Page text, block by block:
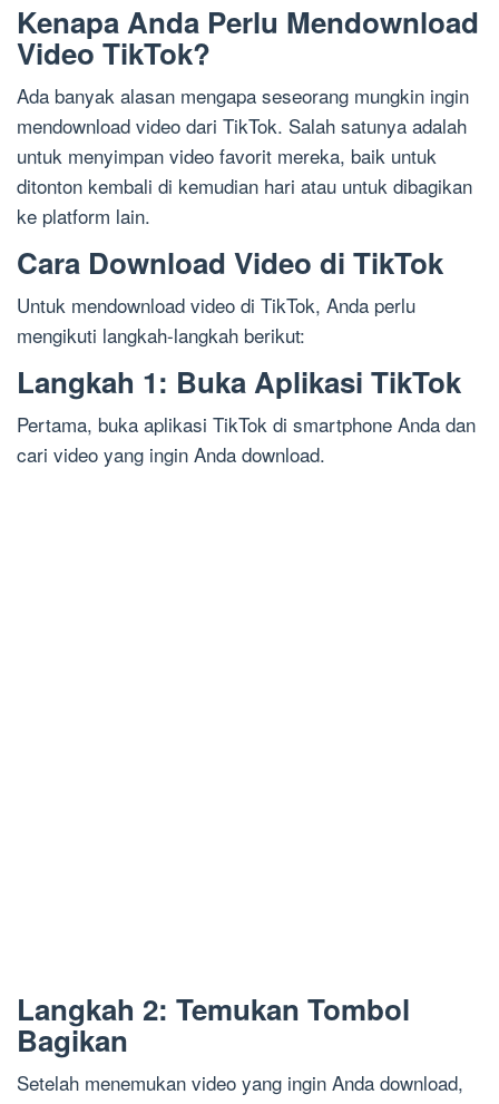
Kenapa Anda Perlu Mendownload
Video TikTok?
Ada banyak alasan mengapa seseorang mungkin ingin
mendownload video dari TikTok. Salah satunya adalah
untuk menyimpan video favorit mereka, baik untuk
ditonton kembali di kemudian hari atau untuk dibagikan
ke platform lain.
Cara Download Video di TikTok
Untuk mendownload video di TikTok, Anda perlu
mengikuti langkah-langkah berikut:
Langkah 1: Buka Aplikasi TikTok
Pertama, buka aplikasi TikTok di smartphone Anda dan
cari video yang ingin Anda download.
Langkah 2: Temukan Tombol
Bagikan
Setelah menemukan video yang ingin Anda download,